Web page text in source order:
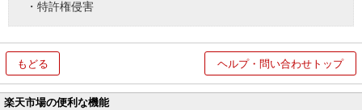
・特許権侵害
もどる ヘルプ・問い合わせトップ
楽天市場の便利な機能